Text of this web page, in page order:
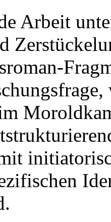
Arbeit